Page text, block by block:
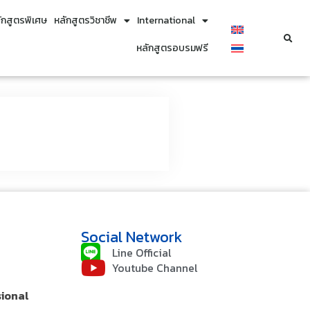
สูตรพิเศษ หลักสูตรวิชาชีพ
International
หลักสูตรอบรมฟรี
Social Network
Line Official
Youtube Channel